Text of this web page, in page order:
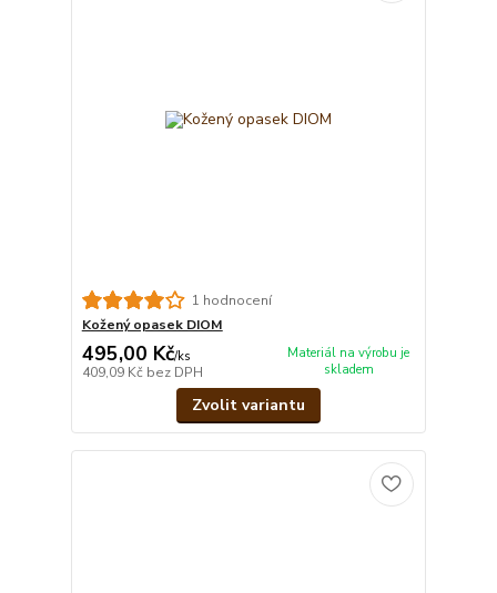
1 hodnocení
Kožený opasek DIOM
495,00 Kč/ks
409,09 Kč bez DPH
Materiál na výrobu je
skladem
Zvolit variantu